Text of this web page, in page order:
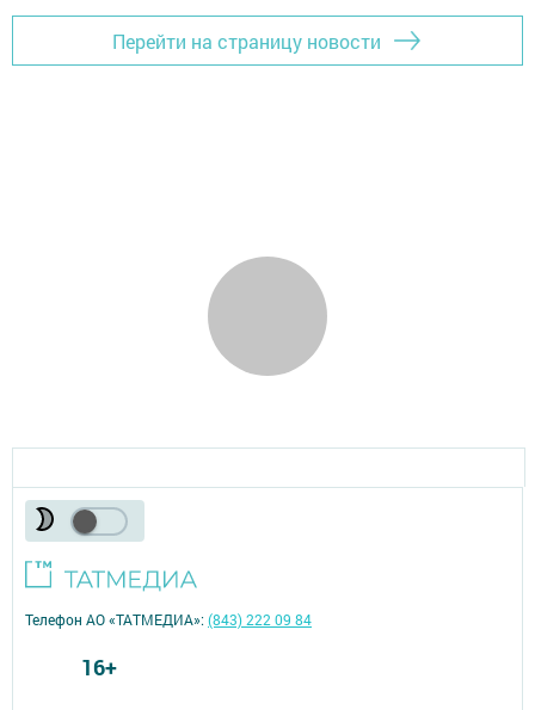
Перейти на страницу новости
Телефон АО «ТАТМЕДИА»:(843) 222 09 84
16+